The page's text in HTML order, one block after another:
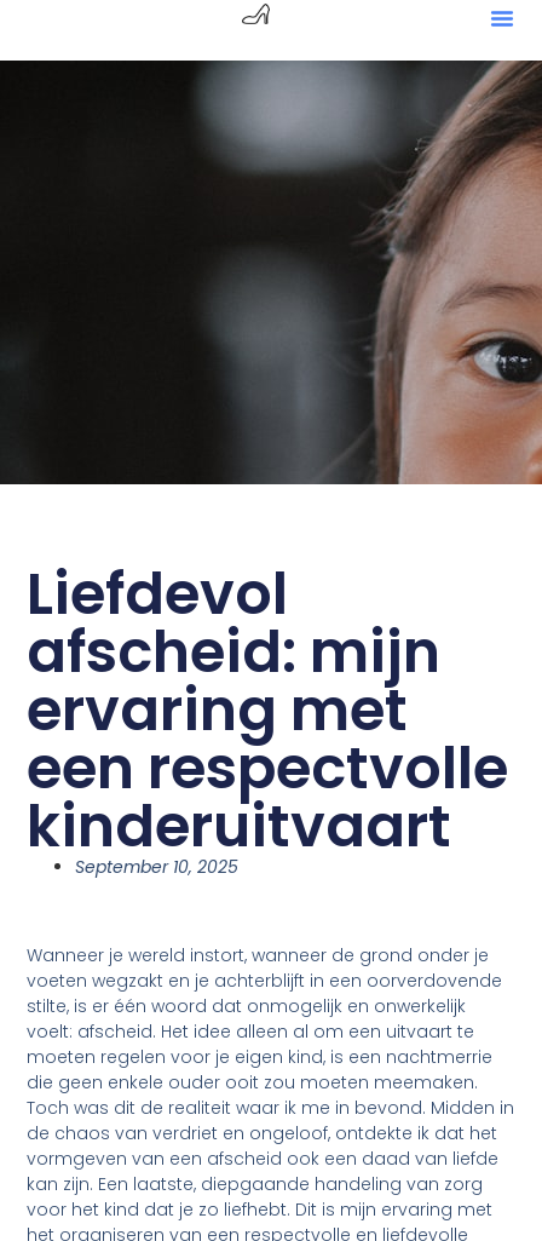
Liefdevol
afscheid: mijn
ervaring met
een respectvolle
kinderuitvaart
September 10, 2025
Wanneer je wereld instort, wanneer de grond onder je
voeten wegzakt en je achterblijft in een oorverdovende
stilte, is er één woord dat onmogelijk en onwerkelijk
voelt: afscheid. Het idee alleen al om een uitvaart te
moeten regelen voor je eigen kind, is een nachtmerrie
die geen enkele ouder ooit zou moeten meemaken.
Toch was dit de realiteit waar ik me in bevond. Midden in
de chaos van verdriet en ongeloof, ontdekte ik dat het
vormgeven van een afscheid ook een daad van liefde
kan zijn. Een laatste, diepgaande handeling van zorg
voor het kind dat je zo liefhebt. Dit is mijn ervaring met
het organiseren van een respectvolle en liefdevolle